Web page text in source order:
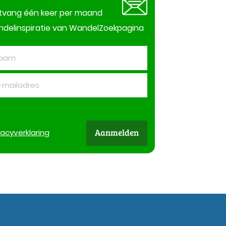
één keer per maand
van WandelZoekpagina
verklaring Aanmelden